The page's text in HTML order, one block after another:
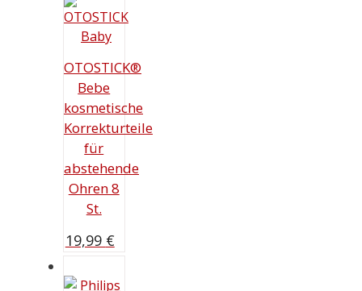
OTOSTICK®
Bebe
kosmetische
Korrekturteile
für
abstehende
Ohren 8
St.
19,99 €